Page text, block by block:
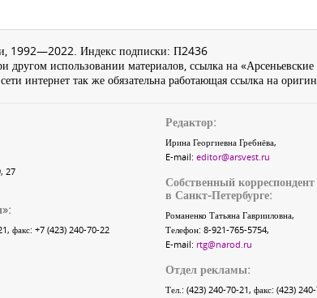
1992—2022. Индекс подписки: П2436
другом использовании материалов, ссылка на «Арсеньевские
интернет так же обязательна работающая ссылка на
27
»:
, факс: +7 (423) 240-70-22
Редактор:
Ирина Георгиевна Гребнёва,
E-mail: editor@arsvest.ru
Собственный
в Санкт-Петербурге:
Романенко Татьяна Гаврииловна,
Телефон: 8-921-765-5754,
E-mail: rtg@narod.ru
Отдел рекламы:
Тел.: (423) 240-70-21, факс: (423)